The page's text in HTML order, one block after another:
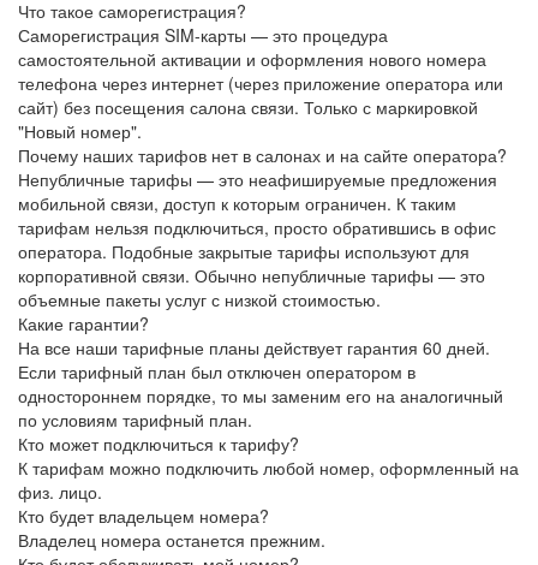
Что такое саморегистрация?
Саморегистрация SIM-карты — это процедура
самостоятельной активации и оформления нового номера
телефона через интернет (через приложение оператора или
сайт) без посещения салона связи. Только с маркировкой
"Новый номер".
Почему наших тарифов нет в салонах и на сайте оператора?
Непубличные тарифы — это неафишируемые предложения
мобильной связи, доступ к которым ограничен. К таким
тарифам нельзя подключиться, просто обратившись в офис
оператора. Подобные закрытые тарифы используют для
корпоративной связи. Обычно непубличные тарифы — это
объемные пакеты услуг с низкой стоимостью.
Какие гарантии?
На все наши тарифные планы действует гарантия 60 дней.
Если тарифный план был отключен оператором в
одностороннем порядке, то мы заменим его на аналогичный
по условиям тарифный план.
Кто может подключиться к тарифу?
К тарифам можно подключить любой номер, оформленный на
физ. лицо.
Кто будет владельцем номера?
Владелец номера останется прежним.